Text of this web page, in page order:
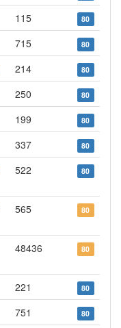
115 80
715 80
214 80
250 80
199 80
337 80
522 80
565 80
48436 80
221 80
751 80